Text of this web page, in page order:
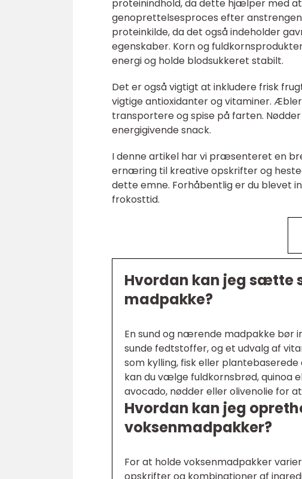
proteinindhold, da dette hjælper med
genoprettelsesproces efter
proteinkilde, da det også indeholder
egenskaber. Korn og
energi og holde blodsukkeret stabilt.
Det er også vigtigt at inkludere frisk
vigtige antioxidanter og vitaminer.
transportere og spise på farten.
energigivende snack.
I denne artikel har vi præsenteret en
ernæring til kreative opskrifter og
dette emne. Forhåbentlig er du blevet
frokosttid.
Hvordan kan jeg sætte
madpakke?
En sund og nærende madpakke bør
sunde fedtstoffer, og et udvalg af
som kylling, fisk eller
kan du vælge fuldkornsbrød, quinoa
avocado, nødder eller olivenolie for
Hvordan kan jeg
voksenmadpakker?
For at holde voksenmadpakker